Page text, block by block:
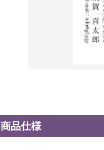
商品仕様